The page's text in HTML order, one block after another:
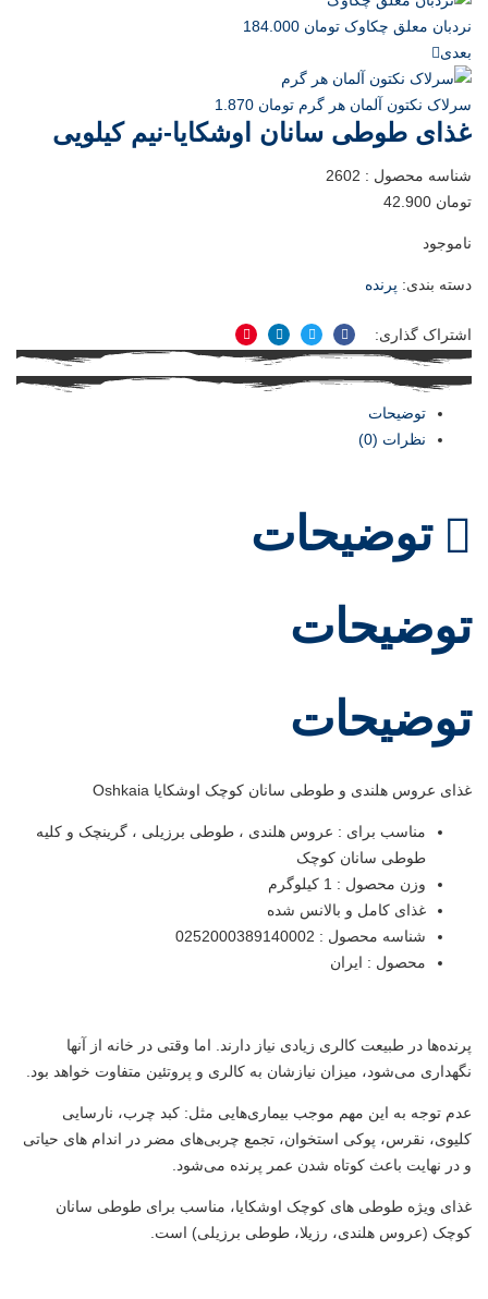
نردبان معلق چکاوک تومان
بعدی
سرلاک نکتون آلمان هر گرم تومان
غذای طوطی سانان اوشکایا-نیم کیلویی
شناسه محصول : 2602
تومان
ناموجود
دسته بندی: پرنده
اشتراک گذاری:
فیسبوکتوییترلینکدینپینترست
توضیحات
نظرات (0)
توضیحات
توضیحات
توضیحات
غذای عروس هلندی و طوطی سانان کوچک اوشکایا Oshkaia
مناسب برای : عروس هلندی ، طوطی برزیلی ، گرینچک و کلیه
طوطی سانان کوچک
وزن محصول : 1 کیلوگرم
غذای کامل و بالانس شده
شناسه محصول : 0252000389140002
محصول : ایران
پرنده‌ها در طبیعت کالری زیادی نیاز دارند. اما وقتی در خانه از آنها
نگهداری می‌شود، میزان نیازشان به کالری و پروتئین متفاوت خواهد بود.
عدم توجه به این مهم موجب بیماری‌هایی مثل: کبد چرب، نارسایی
کلیوی، نقرس، پوکی استخوان، تجمع چربی‌های مضر در اندام های حیاتی
و در نهایت باعث کوتاه شدن عمر پرنده می‌شود.
غذای ویژه طوطی های کوچک اوشکایا، مناسب برای طوطی سانان
کوچک (عروس هلندی، رزیلا، طوطی برزیلی) است.